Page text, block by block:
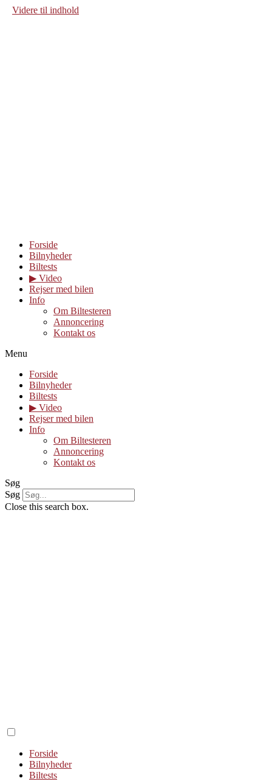
Videre til indhold
Forside
Bilnyheder
Biltests
▶︎ Video
Rejser med bilen
Info
Om Biltesteren
Annoncering
Kontakt os
Menu
Forside
Bilnyheder
Biltests
▶︎ Video
Rejser med bilen
Info
Om Biltesteren
Annoncering
Kontakt os
Søg
Søg
Close this search box.
Forside
Bilnyheder
Biltests